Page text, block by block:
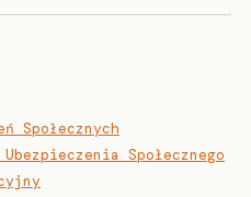
Społecznych
Społecznego